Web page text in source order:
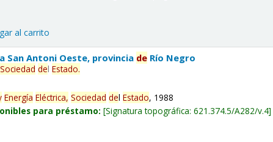
al carrito
San Antoni Oeste, provincia de Río Negro
Sociedad delEstado.
Energía Eléctrica, Sociedad delEstado, 1988
para préstamo: Signatura topográfica:621.374.5/A282/v.4